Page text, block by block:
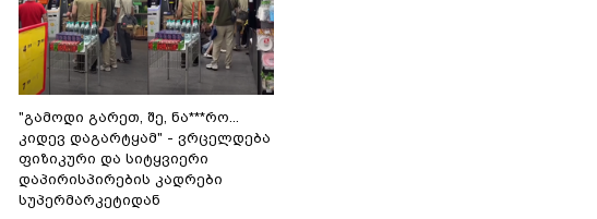
"გამოდი გარეთ, შე, ნა***რო...
კიდევ დაგარტყამ" - ვრცელდება
ფიზიკური და სიტყვიერი
დაპირისპირების კადრები
სუპერმარკეტიდან